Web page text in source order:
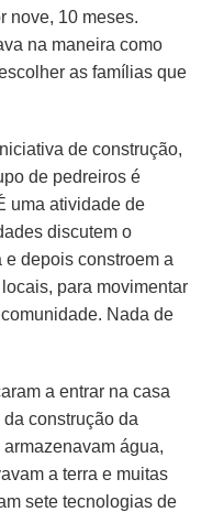
nove, 10 meses.
na maneira como
as famílias que
de construção,
de pedreiros é
uma atividade de
discutem o
depois constroem a
para movimentar
Nada de
a entrar na casa
construção da
água,
a terra e muitas
sete tecnologias de